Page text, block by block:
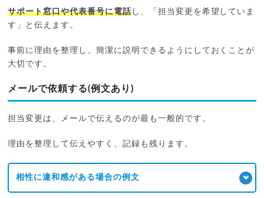
サポート窓口や代表番号に電話し、「担当変更を希望していま
す」と伝えます。
事前に理由を整理し、簡潔に説明できるようにしておくことが
大切です。
メールで依頼する(例文あり)
担当変更は、メールで伝えるのが最も一般的です。
理由を整理して伝えやすく、記録も残ります。
相性に違和感がある場合の例文